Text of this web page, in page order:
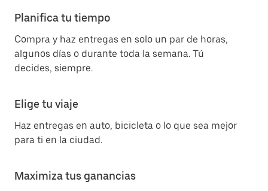
Planifica tu tiempo
Compra y haz entregas en solo un par de horas,
algunos días o durante toda la semana. Tú
decides, siempre.
Elige tu viaje
Haz entregas en auto, bicicleta o lo que sea mejor
para ti en la ciudad.
Maximiza tus ganancias